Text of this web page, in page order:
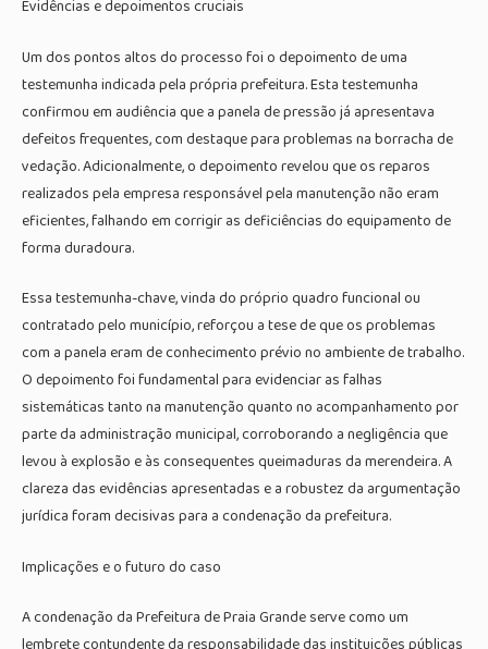
Evidências e depoimentos cruciais
Um dos pontos altos do processo foi o depoimento de uma
testemunha indicada pela própria prefeitura. Esta testemunha
confirmou em audiência que a panela de pressão já apresentava
defeitos frequentes, com destaque para problemas na borracha de
vedação. Adicionalmente, o depoimento revelou que os reparos
realizados pela empresa responsável pela manutenção não eram
eficientes, falhando em corrigir as deficiências do equipamento de
forma duradoura.
Essa testemunha-chave, vinda do próprio quadro funcional ou
contratado pelo município, reforçou a tese de que os problemas
com a panela eram de conhecimento prévio no ambiente de trabalho.
O depoimento foi fundamental para evidenciar as falhas
sistemáticas tanto na manutenção quanto no acompanhamento por
parte da administração municipal, corroborando a negligência que
levou à explosão e às consequentes queimaduras da merendeira. A
clareza das evidências apresentadas e a robustez da argumentação
jurídica foram decisivas para a condenação da prefeitura.
Implicações e o futuro do caso
A condenação da Prefeitura de Praia Grande serve como um